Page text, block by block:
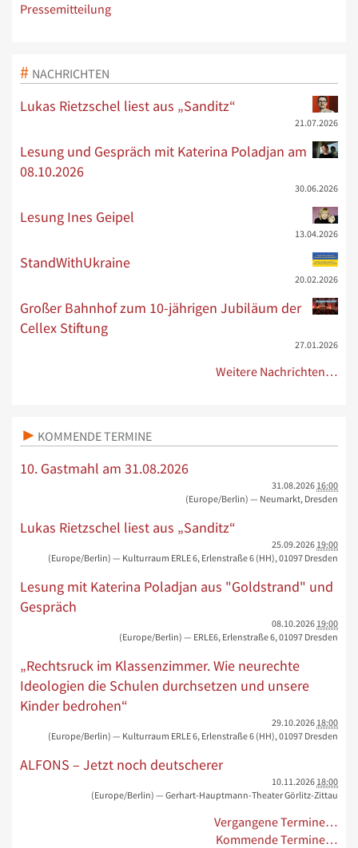
Pressemitteilung
NACHRICHTEN
Lukas Rietzschel liest aus „Sanditz“
21.07.2026
Lesung und Gespräch mit Katerina Poladjan am
08.10.2026
30.06.2026
Lesung Ines Geipel
13.04.2026
StandWithUkraine
20.02.2026
Großer Bahnhof zum 10-jährigen Jubiläum der
Cellex Stiftung
27.01.2026
Weitere Nachrichten…
KOMMENDE TERMINE
10. Gastmahl am 31.08.2026
31.08.2026 16:00
(Europe/Berlin) — Neumarkt, Dresden
Lukas Rietzschel liest aus „Sanditz“
25.09.2026 19:00
(Europe/Berlin) — Kulturraum ERLE 6, Erlenstraße 6 (HH), 01097 Dresden
Lesung mit Katerina Poladjan aus "Goldstrand" und
Gespräch
08.10.2026 19:00
(Europe/Berlin) — ERLE6, Erlenstraße 6, 01097 Dresden
„Rechtsruck im Klassenzimmer. Wie neurechte
Ideologien die Schulen durchsetzen und unsere
Kinder bedrohen“
29.10.2026 18:00
(Europe/Berlin) — Kulturraum ERLE 6, Erlenstraße 6 (HH), 01097 Dresden
ALFONS – Jetzt noch deutscherer
10.11.2026 18:00
(Europe/Berlin) — Gerhart-Hauptmann-Theater Görlitz-Zittau
Vergangene Termine…
Kommende Termine…